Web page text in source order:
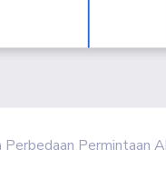
Perbedaan Permintaan